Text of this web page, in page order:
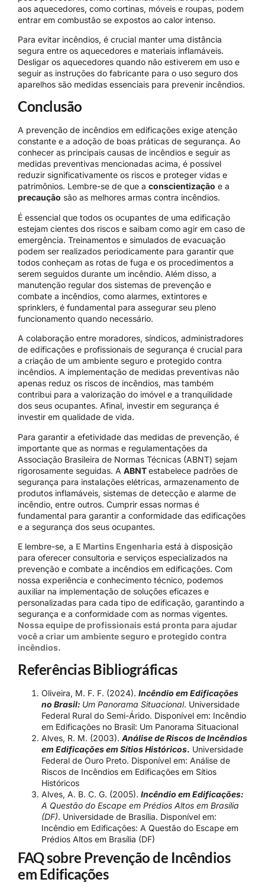
aos aquecedores, como cortinas, móveis e roupas, podem
entrar em combustão se expostos ao calor intenso.
Para evitar incêndios, é crucial manter uma distância
segura entre os aquecedores e materiais inflamáveis.
Desligar os aquecedores quando não estiverem em uso e
seguir as instruções do fabricante para o uso seguro dos
aparelhos são medidas essenciais para prevenir incêndios.
Conclusão
A prevenção de incêndios em edificações exige atenção
constante e a adoção de boas práticas de segurança. Ao
conhecer as principais causas de incêndios e seguir as
medidas preventivas mencionadas acima, é possível
reduzir significativamente os riscos e proteger vidas e
patrimônios. Lembre-se de que a conscientização e a
precaução são as melhores armas contra incêndios.
É essencial que todos os ocupantes de uma edificação
estejam cientes dos riscos e saibam como agir em caso de
emergência. Treinamentos e simulados de evacuação
podem ser realizados periodicamente para garantir que
todos conheçam as rotas de fuga e os procedimentos a
serem seguidos durante um incêndio. Além disso, a
manutenção regular dos sistemas de prevenção e
combate a incêndios, como alarmes, extintores e
sprinklers, é fundamental para assegurar seu pleno
funcionamento quando necessário.
A colaboração entre moradores, síndicos, administradores
de edificações e profissionais de segurança é crucial para
a criação de um ambiente seguro e protegido contra
incêndios. A implementação de medidas preventivas não
apenas reduz os riscos de incêndios, mas também
contribui para a valorização do imóvel e a tranquilidade
dos seus ocupantes. Afinal, investir em segurança é
investir em qualidade de vida.
Para garantir a efetividade das medidas de prevenção, é
importante que as normas e regulamentações da
Associação Brasileira de Normas Técnicas (ABNT) sejam
rigorosamente seguidas. A ABNTestabelece padrões de
segurança para instalações elétricas, armazenamento de
produtos inflamáveis, sistemas de detecção e alarme de
incêndio, entre outros. Cumprir essas normas é
fundamental para garantir a conformidade das edificações
e a segurança dos seus ocupantes.
E lembre-se, a E Martins Engenharia está à disposição
para oferecer consultoria e serviços especializados na
prevenção e combate a incêndios em edificações. Com
nossa experiência e conhecimento técnico, podemos
auxiliar na implementação de soluções eficazes e
personalizadas para cada tipo de edificação, garantindo a
segurança e a conformidade com as normas vigentes.
Nossa equipe de profissionais está pronta para ajudar
você a criar um ambiente seguro e protegido contra
incêndios.
Referências Bibliográficas
Oliveira, M. F. F. (2024). Incêndio em Edificações
no Brasil: Um Panorama Situacional. Universidade
Federal Rural do Semi-Árido. Disponível em: Incêndio
em Edificações no Brasil: Um Panorama Situacional
Alves, R. M. (2003). Análise de Riscos de Incêndios
em Edificações em Sítios Históricos. Universidade
Federal de Ouro Preto. Disponível em: Análise de
Riscos de Incêndios em Edificações em Sítios
Históricos
Alves, A. B. C. G. (2005). Incêndio em Edificações:
A Questão do Escape em Prédios Altos em Brasília
(DF). Universidade de Brasília. Disponível em:
Incêndio em Edificações: A Questão do Escape em
Prédios Altos em Brasília (DF)
FAQ sobre Prevenção de Incêndios
em Edificações